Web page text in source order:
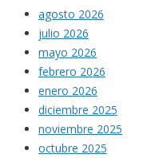
agosto 2026
julio 2026
mayo 2026
febrero 2026
enero 2026
diciembre 2025
noviembre 2025
octubre 2025